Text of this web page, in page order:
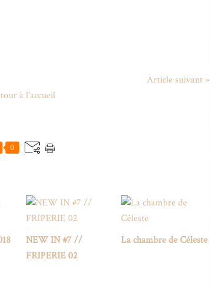
Article suivant »
à l'accueil
0
NEW IN #7 //
FRIPERIE 02
La chambre de Céleste